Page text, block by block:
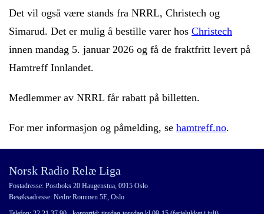
Det vil også være stands fra NRRL, Christech og
Simarud. Det er mulig å bestille varer hos Christech
innen mandag 5. januar 2026 og få de fraktfritt levert på
Hamtreff Innlandet.
Medlemmer av NRRL får rabatt på billetten.
For mer informasjon og påmelding, se hamtreff.no.
Norsk Radio Relæ Liga
Postadresse: Postboks 20 Haugenstua, 0915 Oslo
Besøksadresse: Nedre Rommen 5E, Oslo